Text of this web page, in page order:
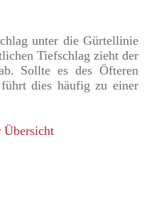
unter die Gürtellinie
Tiefschlag zieht der
Sollte es des Öfteren
dies häufig zu einer
Übersicht